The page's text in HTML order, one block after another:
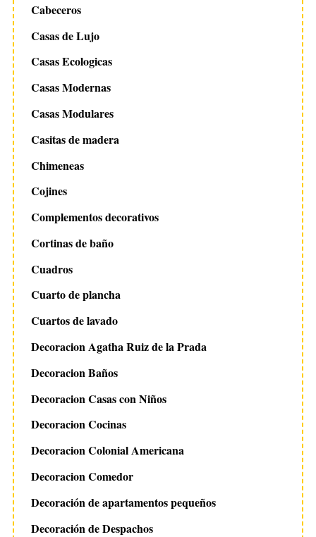
Cabeceros
Casas de Lujo
Casas Ecologicas
Casas Modernas
Casas Modulares
Casitas de madera
Chimeneas
Cojines
Complementos decorativos
Cortinas de baño
Cuadros
Cuarto de plancha
Cuartos de lavado
Decoracion Agatha Ruiz de la Prada
Decoracion Baños
Decoracion Casas con Niños
Decoracion Cocinas
Decoracion Colonial Americana
Decoracion Comedor
Decoración de apartamentos pequeños
Decoración de Despachos